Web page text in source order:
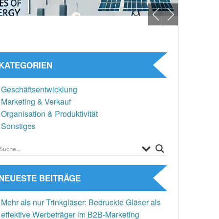
Geschäftsentwicklung
Marketing & Verkauf
Organisation & Produktivität
Sonstiges
BEITRÄGE
Mehr als nur Trinkgläser: Bedruckte Gläser als
effektive Werbeträger im B2B-Marketing